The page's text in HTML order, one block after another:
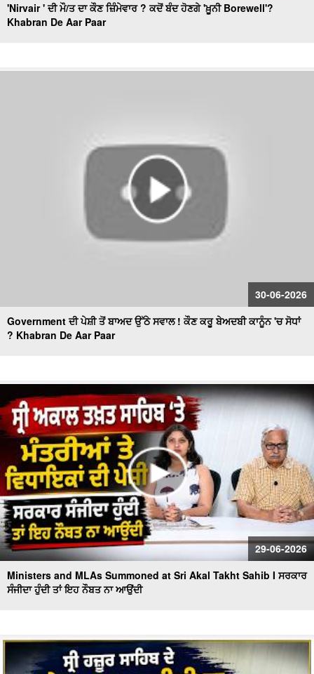
'Nirvair ' ਦੀ ਮੌ/ਤ ਦਾ ਕੌਣ ਜ਼ਿੰਮੇਵਾਰ ? ਕਦੋਂ ਬੰਦ ਹੋਣਗੇ 'ਖ਼ੂਨੀ Borewell'?
Khabran De Aar Paar
30-06-2026
Government ਦੀ ਪੇਸ਼ੀ ਤੋਂ ਬਾਅਦ ਉੱਠੇ ਸਵਾਲ ! ਕੌਣ ਕਰੂ ਬੇਅਦਬੀ ਕਾਨੂੰਨ 'ਚ ਸੋਧਾਂ
? Khabran De Aar Paar
29-06-2026
Ministers and MLAs Summoned at Sri Akal Takht Sahib I ਸਰਕਾਰ
ਸੰਜੀਦਾ ਹੁੰਦੀ ਤਾਂ ਇਹ ਨੌਬਤ ਨਾ ਆਉਂਦੀ